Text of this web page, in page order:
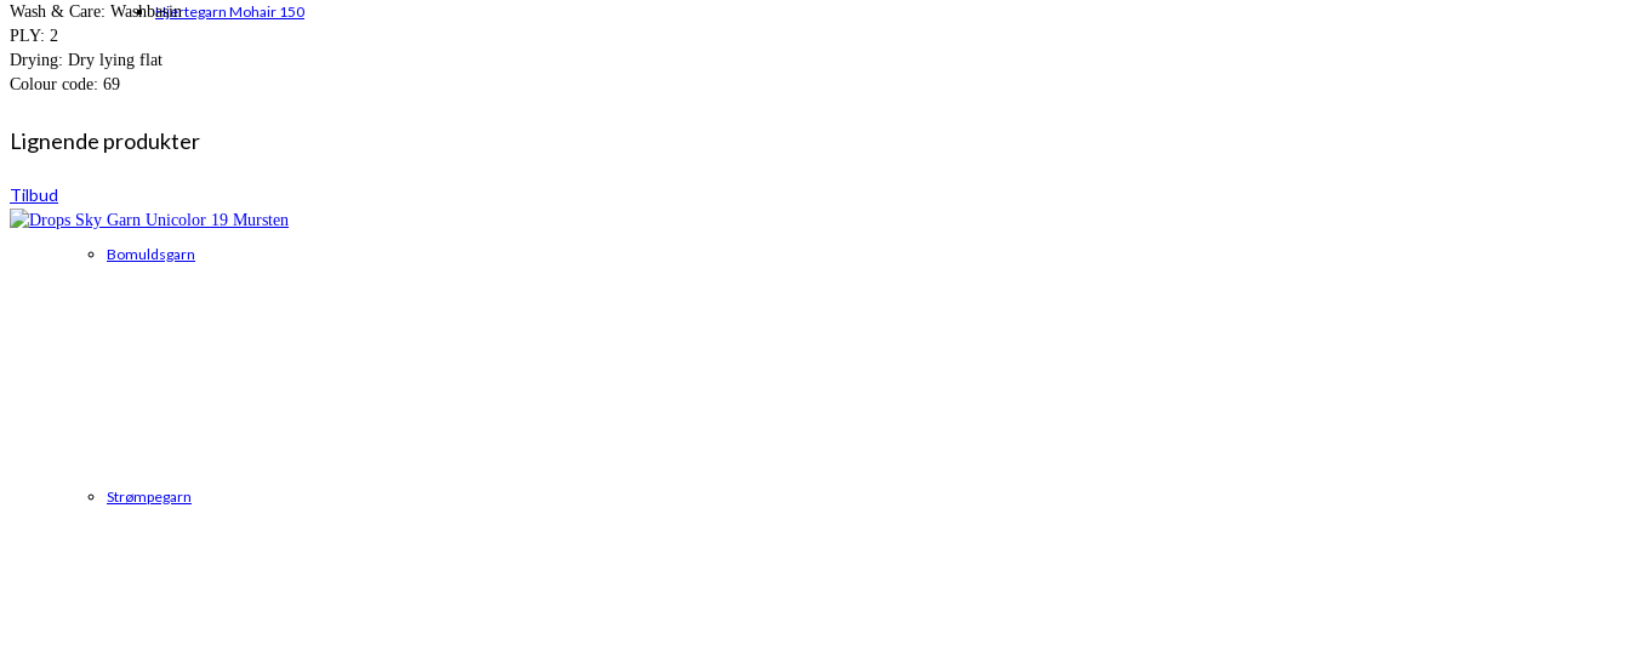
Hjertegarn Mohair 150
Bomuldsgarn
Strømpegarn
Wash & Care: Washbasin
PLY: 2
Drying: Dry lying flat
Colour code: 69
Lignende produkter
Tilbud